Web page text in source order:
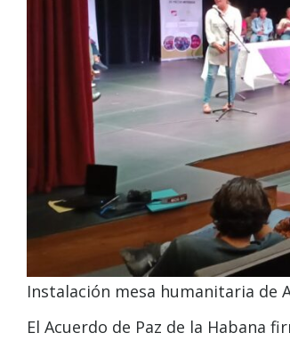
Instalación mesa humanitaria de
El Acuerdo de Paz de la Habana